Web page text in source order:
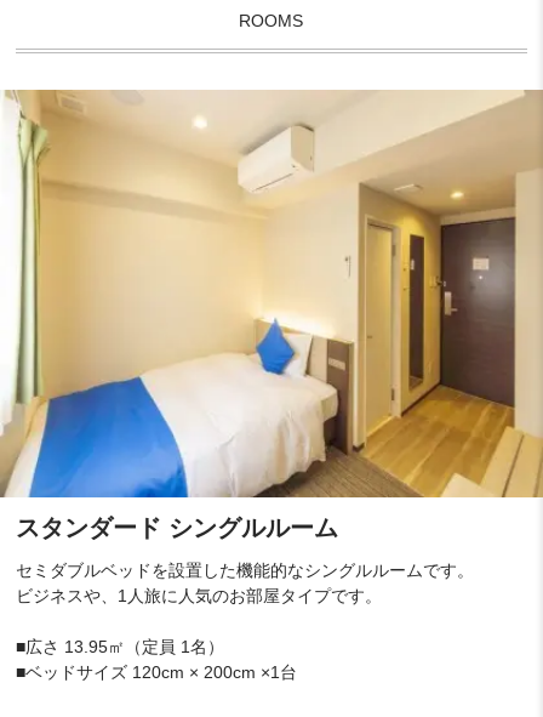
ROOMS
スタンダード シングルルーム
セミダブルベッドを設置した機能的なシングルルームです。
ビジネスや、1人旅に人気のお部屋タイプです。
■広さ 13.95㎡（定員 1名）
■ベッドサイズ 120cm × 200cm ×1台